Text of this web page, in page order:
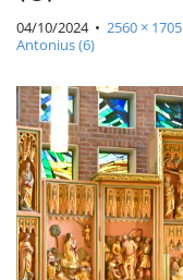
04/10/2024• 2560 × 1705
Antonius (6)